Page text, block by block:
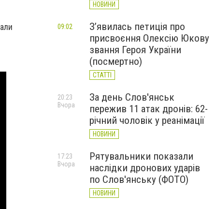
НОВИНИ
З’явилась петиція про
присвоєння Олексію Юкову
звання Героя України
(посмертно)
СТАТТІ
09:02
За день Слов'янськ
пережив 11 атак дронів: 62-
річний чоловік у реанімації
НОВИНИ
20:23
Вчора
Рятувальники показали
наслідки дронових ударів
по Слов'янську (ФОТО)
НОВИНИ
17:23
Вчора